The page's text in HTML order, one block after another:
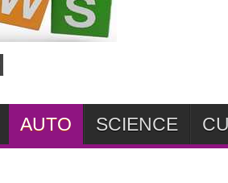
AUTO SCIENCE